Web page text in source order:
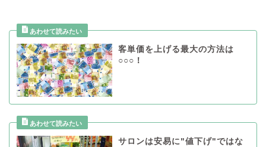
客単価を上げる最大の方法は
○○○！
サロンは安易に"値下げ"ではな